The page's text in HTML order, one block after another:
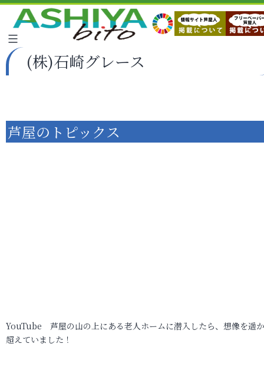
(株)石崎グレース
芦屋のトピックス
YouTube 芦屋の山の上にある老人ホームに潜入したら、想像を遥
超えていました！